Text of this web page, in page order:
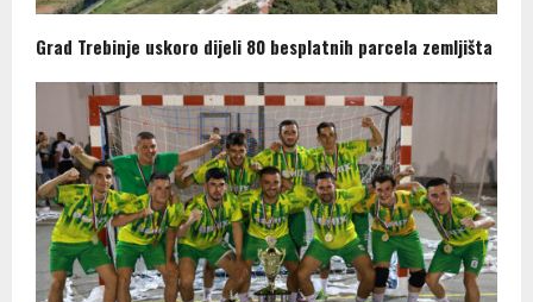
Grad Trebinje uskoro dijeli 80 besplatnih parcela zemljišta